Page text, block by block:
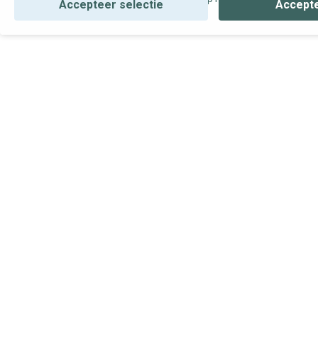
Accepteer selectie